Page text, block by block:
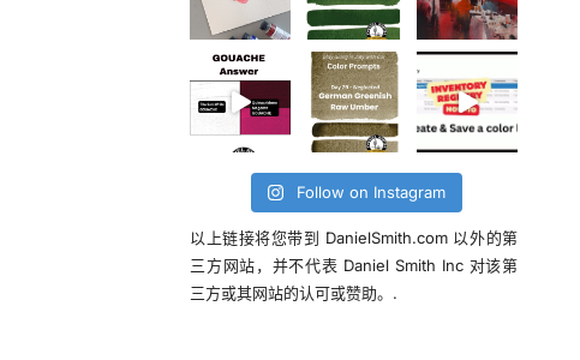
Follow on Instagram
以上链接将您带到 DanielSmith.com 以外的第
三方网站，并不代表 Daniel Smith Inc 对该第
三方或其网站的认可或赞助。.